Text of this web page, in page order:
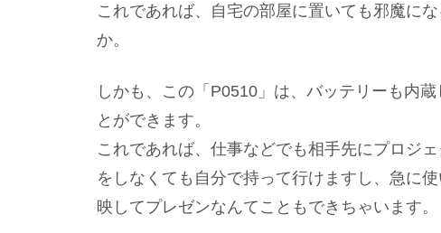
これであれば、自宅の部屋に置いても邪魔に
か。
しかも、この「P0510」は、バッテリーも内
とができます。
これであれば、仕事などでも相手先にプロジ
をしなくても自分で持って行けますし、急に
映してプレゼンなんてこともできちゃいます。